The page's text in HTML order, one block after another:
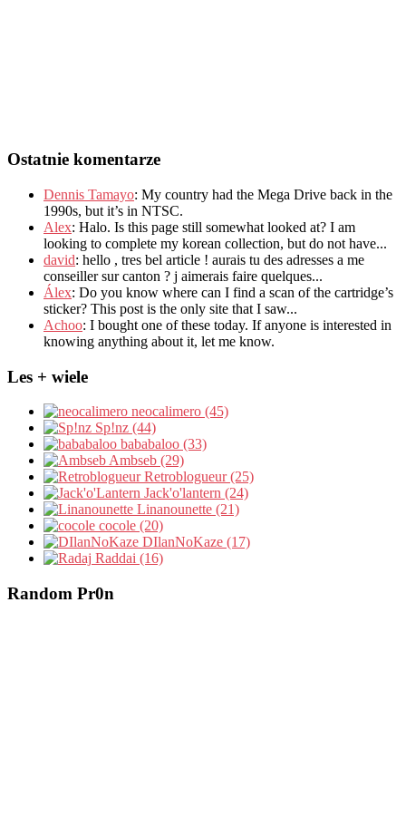
Ostatnie komentarze
Dennis Tamayo: My country had the Mega Drive back in the
1990s, but it’s in NTSC.
Alex: Halo. Is this page still somewhat looked at? I am
looking to complete my korean collection, but do not have...
david: hello , tres bel article ! aurais tu des adresses a me
conseiller sur canton ? j aimerais faire quelques...
Álex: Do you know where can I find a scan of the cartridge’s
sticker? This post is the only site that I saw...
Achoo: I bought one of these today. If anyone is interested in
knowing anything about it, let me know.
Les + wiele
neocalimero (45)
Sp!nz (44)
bababaloo (33)
Ambseb (29)
Retroblogueur (25)
Jack'o'lantern (24)
Linanounette (21)
cocole (20)
DIlanNoKaze (17)
Raddai (16)
Random Pr0n